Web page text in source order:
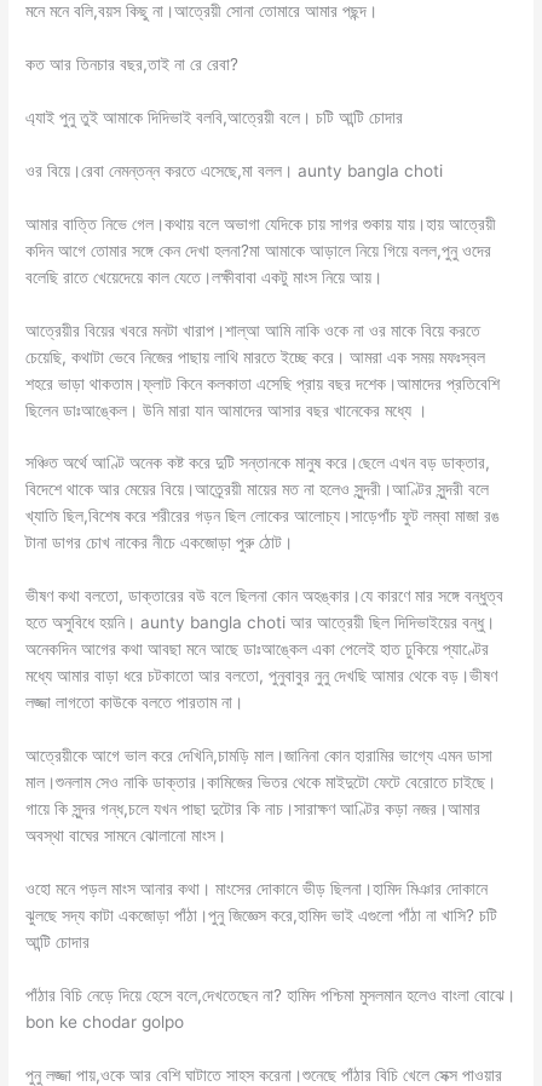
মনে মনে বলি,বয়স কিছু না।আত্রেয়ী সোনা তোমারে আমার পছন্দ।
কত আর তিনচার বছর,তাই না রে রেবা?
এ্যাই পুনু তুই আমাকে দিদিভাই বলবি,আত্রেয়ী বলে। চটি আন্টি চোদার
ওর বিয়ে।রেবা নেমন্তন্ন করতে এসেছে,মা বলল। aunty bangla choti
আমার বাত্তি নিভে গেল।কথায় বলে অভাগা যেদিকে চায় সাগর শুকায় যায়।হায় আত্রেয়ী
কদিন আগে তোমার সঙ্গে কেন দেখা হলনা?মা আমাকে আড়ালে নিয়ে গিয়ে বলল,পুনু ওদের
বলেছি রাতে খেয়েদেয়ে কাল যেতে।লক্ষীবাবা একটু মাংস নিয়ে আয়।
আত্রেয়ীর বিয়ের খবরে মনটা খারাপ।শাল্আ আমি নাকি ওকে না ওর মাকে বিয়ে করতে
চেয়েছি, কথাটা ভেবে নিজের পাছায় লাথি মারতে ইচ্ছে করে। আমরা এক সময় মফঃস্বল
শহরে ভাড়া থাকতাম।ফ্লাট কিনে কলকাতা এসেছি প্রায় বছর দশেক।আমাদের প্রতিবেশি
ছিলেন ডাঃআঙ্কেল। উনি মারা যান আমাদের আসার বছর খানেকের মধ্যে ।
সঞ্চিত অর্থে আণ্টি অনেক কষ্ট করে দুটি সন্তানকে মানুষ করে।ছেলে এখন বড় ডাক্তার,
বিদেশে থাকে আর মেয়ের বিয়ে।আত্র্রেয়ী মায়ের মত না হলেও সুন্দরী।আণ্টির সুন্দরী বলে
খ্যাতি ছিল,বিশেষ করে শরীরের গড়ন ছিল লোকের আলোচ্য।সাড়েপাঁচ ফুট লম্বা মাজা রঙ
টানা ডাগর চোখ নাকের নীচে একজোড়া পুরু ঠোট।
ভীষণ কথা বলতো, ডাক্তারের বউ বলে ছিলনা কোন অহঙ্কার।যে কারণে মার সঙ্গে বন্ধুত্ব
হতে অসুবিধে হয়নি। aunty bangla choti আর আত্রেয়ী ছিল দিদিভাইয়ের বন্ধু।
অনেকদিন আগের কথা আবছা মনে আছে ডাঃআঙ্কেল একা পেলেই হাত ঢুকিয়ে প্যাণ্টের
মধ্যে আমার বাড়া ধরে চটকাতো আর বলতো, পুনুবাবুর নুনু দেখছি আমার থেকে বড়।ভীষণ
লজ্জা লাগতো কাউকে বলতে পারতাম না।
আত্রেয়ীকে আগে ভাল করে দেখিনি,চামড়ি মাল।জানিনা কোন হারামির ভাগ্যে এমন ডাসা
মাল।শুনলাম সেও নাকি ডাক্তার।কামিজের ভিতর থেকে মাইদুটো ফেটে বেরোতে চাইছে।
গায়ে কি সুন্দর গন্ধ,চলে যখন পাছা দুটোর কি নাচ।সারাক্ষণ আণ্টির কড়া নজর।আমার
অবস্থা বাঘের সামনে ঝোলানো মাংস।
ওহো মনে পড়ল মাংস আনার কথা। মাংসের দোকানে ভীড় ছিলনা।হামিদ মিঞার দোকানে
ঝুলছে সদ্য কাটা একজোড়া পাঁঠা।পুনু জিজ্ঞেস করে,হামিদ ভাই এগুলো পাঁঠা না খাসি? চটি
আন্টি চোদার
পাঁঠার বিচি নেড়ে দিয়ে হেসে বলে,দেখতেছেন না? হামিদ পশ্চিমা মুসলমান হলেও বাংলা বোঝে।
bon ke chodar golpo
পুনু লজ্জা পায়,ওকে আর বেশি ঘাটাতে সাহস করেনা।শুনেছে পাঁঠার বিচি খেলে সেক্স পাওয়ার